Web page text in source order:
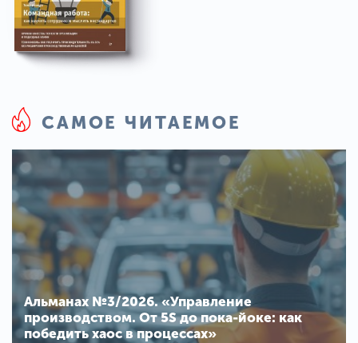
САМОЕ ЧИТАЕМОЕ
Альманах №3/2026. «Управление
производством. От 5S до пока-йоке: как
победить хаос в процессах»